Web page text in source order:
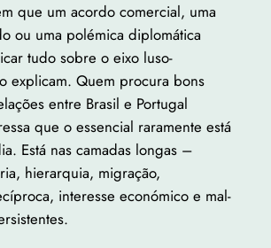
que um acordo comercial, uma
ou uma polémica diplomática
tudo sobre o eixo luso-
explicam. Quem procura bons
entre Brasil e Portugal
que o essencial raramente está
Está nas camadas longas –
hierarquia, migração,
interesse económico e mal-